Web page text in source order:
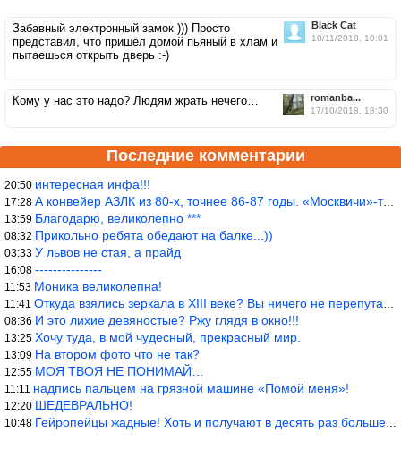
Black Cat
10/11/2018, 10:01
Забавный электронный замок ))) Просто
представил, что пришёл домой пьяный в хлам и
пытаешься открыть дверь :-)
romanba...
17/10/2018, 18:30
Кому у нас это надо? Людям жрать нечего…
Последние комментарии
20:50 интересная инфа!!!
17:28 А конвейер АЗЛК из 80-х, точнее 86-87 годы. «Москвичи»-то из пер
13:59 Благодарю, великолепно ***
08:32 Прикольно ребята обедают на балке...))
03:33 У львов не стая, а прайд
16:08 ---------------
11:53 Моника великолепна!
11:41 Откуда взялись зеркала в XIII веке? Вы ничего не перепутали?
08:36 И это лихие девяностые? Ржу глядя в окно!!!
13:25 Хочу туда, в мой чудесный, прекрасный мир.
13:09 На втором фото что не так?
12:55 МОЯ ТВОЯ НЕ ПОНИМАЙ…
11:11 надпись пальцем на грязной машине «Помой меня»!
12:20 ШЕДЕВРАЛЬНО!
10:48 Гейропейцы жадные! Хоть и получают в десять раз больше жителей б